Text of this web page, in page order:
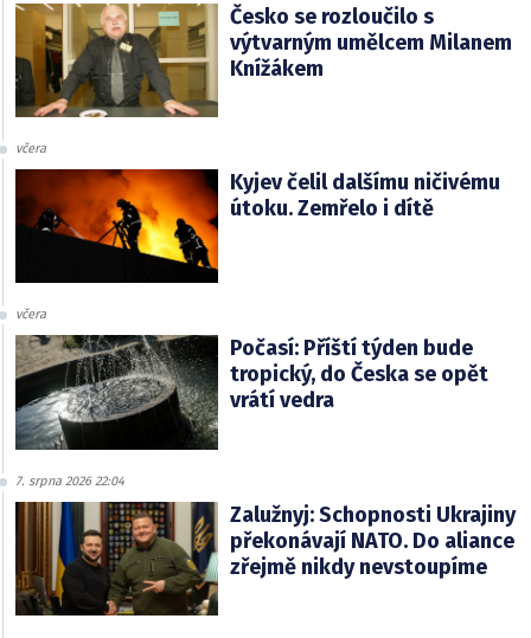
Česko se rozloučilo s
výtvarným umělcem Milanem
Knížákem
včera
Kyjev čelil dalšímu ničivému
útoku. Zemřelo i dítě
včera
Počasí: Příští týden bude
tropický, do Česka se opět
vrátí vedra
7. srpna 2026 22:04
Zalužnyj: Schopnosti Ukrajiny
překonávají NATO. Do aliance
zřejmě nikdy nevstoupíme